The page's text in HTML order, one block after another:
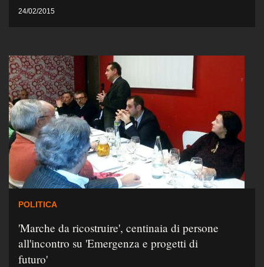
24/02/2015
POLITICA
'Marche da ricostruire', centinaia di persone
all'incontro su 'Emergenza e progetti di
futuro'